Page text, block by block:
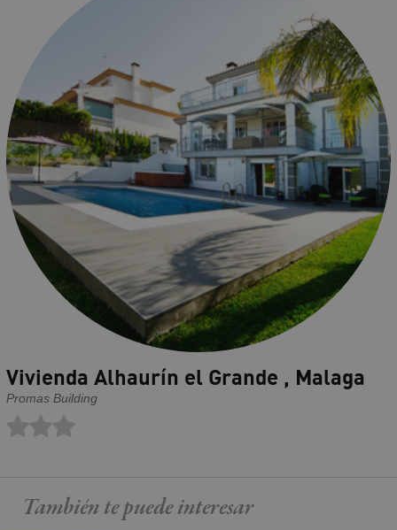
Vivienda Alhaurín el Grande , Malaga
Promas Building
También te puedeinteresar